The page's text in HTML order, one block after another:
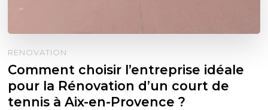
RENOVATION
Comment choisir l’entreprise idéale
pour la Rénovation d’un court de
tennis à Aix-en-Provence ?